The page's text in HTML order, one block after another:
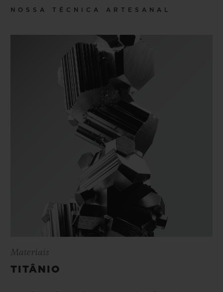
NOSSA TÉCNICA ARTESANAL
Materiais
TITÂNIO